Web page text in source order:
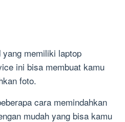
yang memiliki laptop
ini bisa membuat kamu
foto.
cara memindahkan
mudah yang bisa kamu